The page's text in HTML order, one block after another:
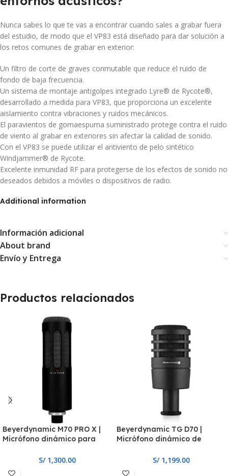
Nunca sabes lo que te vas a encontrar cuando sales a grabar fuera
del estudio, de modo que el VP83 está diseñado para dar solución a
los retos comunes de grabar en exterior:
Un filtro de corte de graves conmutable que reduce el ruido de
fondo de baja frecuencia.
Un sistema de montaje antigolpes integrado Lyre® de Rycote®,
desarrollado a medida para VP83, que proporciona un excelente
aislamiento contra vibraciones y ruidos mecánicos.
El paravientos de gomaespuma suministrado protege contra el ruido
de viento al grabar en exteriores sin afectar la calidad de sonido.
Con el VP83 se puede utilizar el antiviento de pelo sintético
Windjammer® de Rycote.
Excelente inmunidad RF para protegerse de los efectos de sonido no
deseados debidos a móviles o dispositivos de radio.
Additional information
Información adicional
About brand
Envío y Entrega
Productos relacionados
Beyerdynamic M70 PRO X |
Micrófono dinámico para
S/1,300.00
Beyerdynamic TG D70 |
Micrófono dinámico de
S/1,199.00